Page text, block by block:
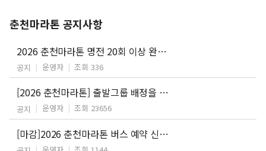
춘천마라톤 공지사항
2026 춘천마라톤 명전 20회 이상 완주자 특별접수 안내
공지 운영자 조회 336
[2026 춘천마라톤] 출발그룹 배정을 위한 기록증 제출 안내
공지 운영자 조회 23656
[마감]2026 춘천마라톤 버스 예약 신청 안내